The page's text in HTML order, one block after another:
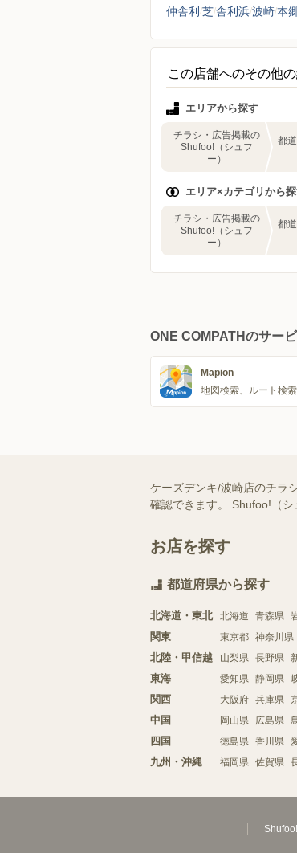
仲舎利 芝舎利浜波崎本
この店舗へのその他
エリアから探す
チラシ・広告掲載の
Shufoo!（シュフ
ー）
都
エリア×カテゴリから
チラシ・広告掲載の
Shufoo!（シュフ
ー）
都
ONE COMPATHのサー
Mapion
地図検索、ルート検索
ケーズデンキ/波崎店のチラ
確認できます。 Shufoo!（
お店を探す
都道府県から探す
北海道・東北 北海道 青森県
関東 東京都 神奈川県
北陸・甲信越 山梨県 長野県
東海 愛知県 静岡県
関西 大阪府 兵庫県
中国 岡山県 広島県
四国 徳島県 香川県
九州・沖縄 福岡県 佐賀県